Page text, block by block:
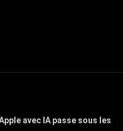
avec IA passe sous les